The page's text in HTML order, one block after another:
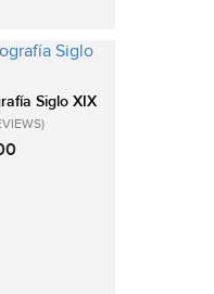
Siglo XIX